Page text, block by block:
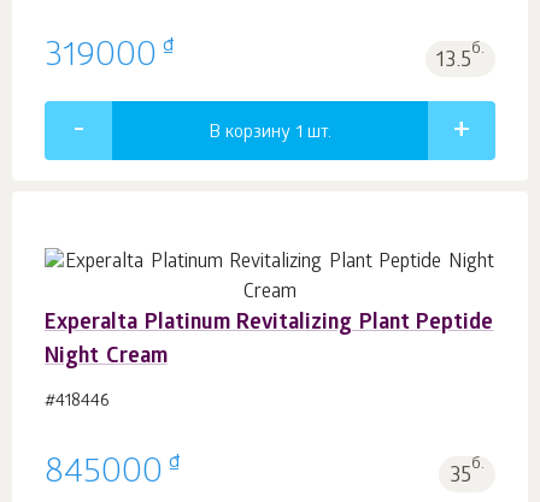
319000 ₫ 13.5б.
В корзину 1 шт.
Experalta Platinum Revitalizing Plant Peptide
Night Cream
#418446
845000 ₫ 35б.